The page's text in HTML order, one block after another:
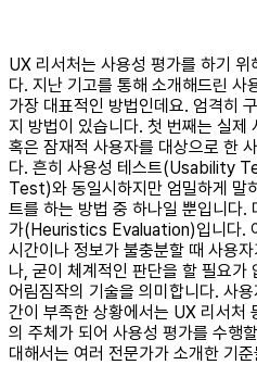
UX 리서처는 사용성 평가를 하기 위
다. 지난 기고를 통해 소개해드린
가장 대표적인 방법인데요. 엄격히
지 방법이 있습니다. 첫 번째는 실제
혹은 잠재적 사용자를 대상으로 한
다. 흔히 사용성 테스트(Usability
Test)와 동일시하지만 엄밀하게 말
트를 하는 방법 중 하나일 뿐입니다.
가(Heuristics Evaluation)입니다.
시간이나 정보가 불충분할 때 사용
나, 굳이 체계적인 판단을 할 필요가
어림짐작의 기술을 의미합니다. 사
간이 부족한 상황에서는 UX 리서처
의 주체가 되어 사용성 평가를 수행
대해서는 여러 전문가가 소개한 기